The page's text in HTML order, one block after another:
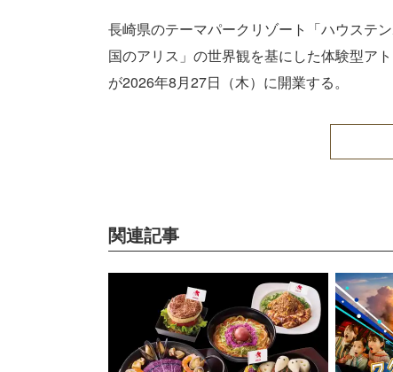
長崎県のテーマパークリゾート「ハウステ
国のアリス」の世界観を基にした体験型ア
が2026年8月27日（木）に開業する。
関連記事